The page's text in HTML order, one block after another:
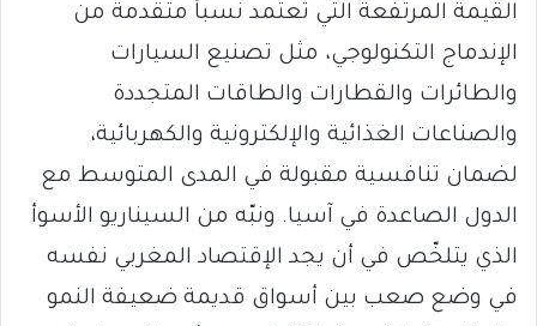
القيمة المرتفعة التي تعتمد نسباً متقدمة من
الإندماج التكنولوجي، مثل تصنيع السيارات
والطائرات والقطارات والطاقات المتجددة
والصناعات الغذائية والإلكترونية والكهربائية،
لضمان تنافسية مقبولة في المدى المتوسط مع
الدول الصاعدة في آسيا. ونبّه من السيناريو الأسوأ
الذي يتلخّص في أن يجد الإقتصاد المغربي نفسه
في وضع صعب بين أسواق قديمة ضعيفة النمو